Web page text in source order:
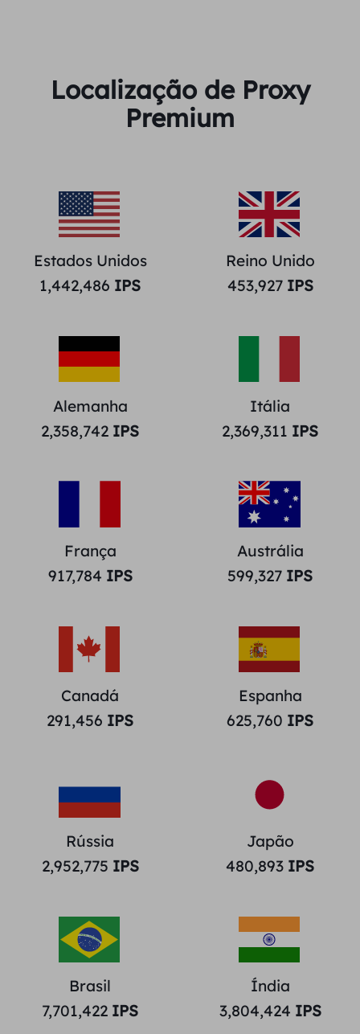
Localização de Proxy
Premium
Estados Unidos
1,442,486 IPS
Reino Unido
453,927IPS
Alemanha
2,358,742 IPS
Itália
2,369,311 IPS
França
917,784 IPS
Austrália
599,327 IPS
Canadá
291,456 IPS
Espanha
625,760 IPS
Rússia
2,952,775 IPS
Japão
480,893 IPS
Brasil
7,701,422 IPS
Índia
3,804,424 IPS